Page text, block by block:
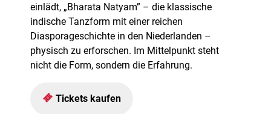
einlädt, „Bharata Natyam” – die klassische
indische Tanzform mit einer reichen
Diasporageschichte in den Niederlanden –
physisch zu erforschen. Im Mittelpunkt steht
nicht die Form, sondern die Erfahrung.
Tickets kaufen